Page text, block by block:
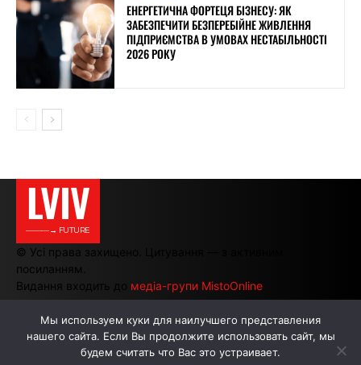
ЕНЕРГЕТИЧНА ФОРТЕЦЯ БІЗНЕСУ: ЯК
ЗАБЕЗПЕЧИТИ БЕЗПЕРЕБІЙНЕ ЖИВЛЕННЯ
ПІДПРИЄМСТВА В УМОВАХ НЕСТАБІЛЬНОСТІ
2026 РОКУ
LVIV
———→ FUTURE
© Усі права захищено. Цитування — з активним
посиланням.
Видання входить до медіа-групи MistoOnline
АВТОРИ РЕКЛАМА НА САЙТІ
Мы используем куки для наилучшего представления
нашего сайта. Если Вы продолжите использовать сайт, мы
будем считать что Вас это устраивает.